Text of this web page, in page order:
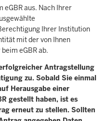
eGBR aus. Nach Ihrer
Ihrer Institution
mit der von Ihnen
eGBR ab.
Antragstellung
zu. Sobald Sie einmal
Herausgabe einer
gestellt haben, ist es
erneut zu stellen. Sollten